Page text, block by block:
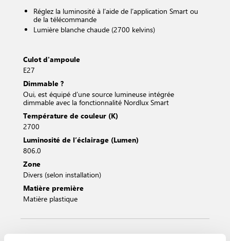
Réglez la luminosité à l’aide de l’application Smart ou
de la télécommande
Lumière blanche chaude (2700 kelvins)
Culot d'ampoule
E27
Dimmable ?
Oui, est équipé d’une source lumineuse intégrée
dimmable avec la fonctionnalité Nordlux Smart
Température de couleur (K)
2700
Luminosité de l’éclairage (Lumen)
806.0
Zone
Divers (selon installation)
Matière première
Matière plastique